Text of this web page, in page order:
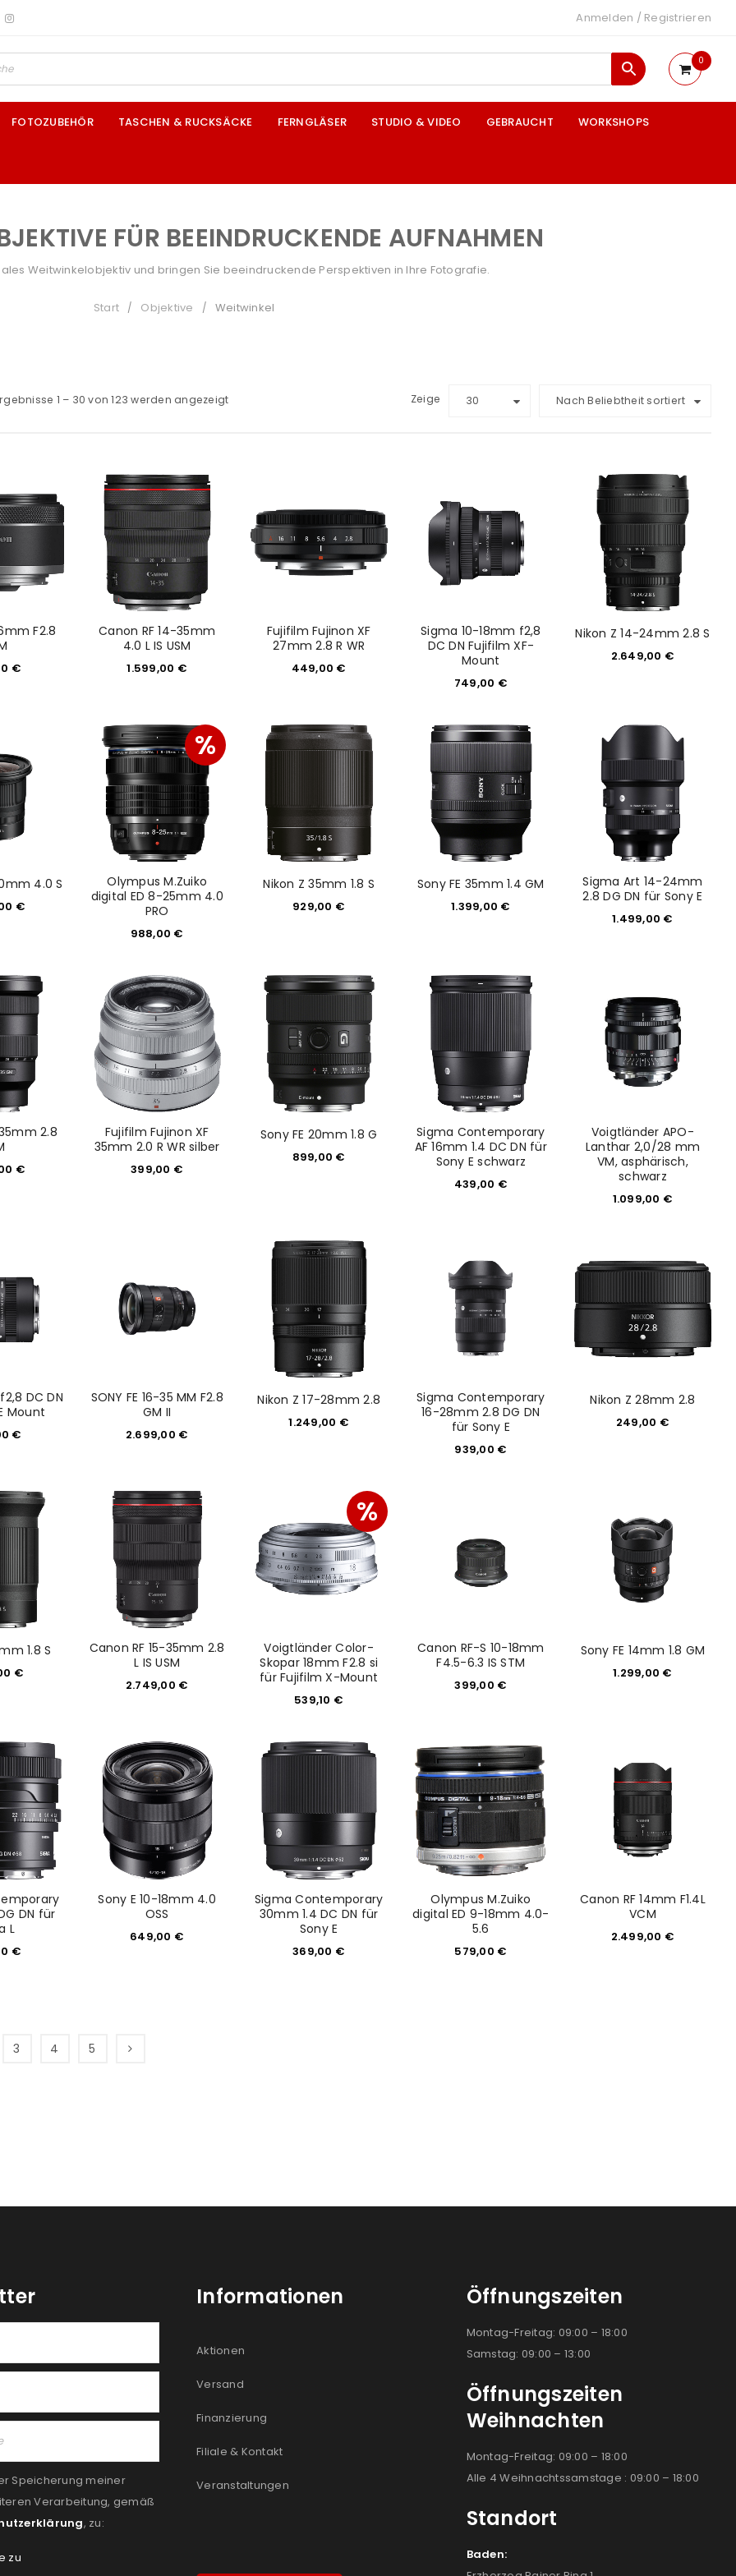
bleiben
E-Mail-Adresse*
Ein Link zum Erstellen eines neuen Passworts wird an deine E-
Mail-Adresse gesendet.
Ja, ich möchte ein Kundenkonto eröffnen und akzeptiere die
Datenschutzerklärung. *
Anmelden / Registrieren
0
FOTOZUBEHÖR TASCHEN & RUCKSÄCKE FERNGLÄSER STUDIO & VIDEO GEBRAUCHT WORKSHOPS
FÜR BEEINDRUCKENDE AUFNAHMEN
Weitwinkelobjektiv und bringen Sie beeindruckende Perspektiven in Ihre Fotografie.
Start / Objektive / Weitwinkel
1 – 30 von 123 werden angezeigt Nach Beliebtheit sortiert
Zeige 30
F2.8
€
Canon RF 14-35mm
4.0 L IS USM
1.599,00 €
Fujifilm Fujinon XF
27mm 2.8 R WR
449,00 €
Sigma 10-18mm f2,8
DC DN Fujifilm XF-
Mount
749,00 €
Nikon Z 14-24mm 2.8 S
2.649,00 €
4.0 S
€
%
Olympus M.Zuiko
digital ED 8-25mm 4.0
PRO
988,00 €
Nikon Z 35mm 1.8 S
929,00 €
Sony FE 35mm 1.4 GM
1.399,00 €
Sigma Art 14-24mm
2.8 DG DN für Sony E
1.499,00 €
2.8
€
Fujifilm Fujinon XF
35mm 2.0 R WR silber
399,00 €
Sony FE 20mm 1.8 G
899,00 €
Sigma Contemporary
AF 16mm 1.4 DC DN für
Sony E schwarz
439,00 €
Voigtländer APO-
Lanthar 2,0/28 mm
VM, asphärisch,
schwarz
1.099,00 €
DC DN
Mount
€
SONY FE 16-35 MM F2.8
GM II
2.699,00 €
Nikon Z 17-28mm 2.8
1.249,00 €
Sigma Contemporary
16-28mm 2.8 DG DN
für Sony E
939,00 €
Nikon Z 28mm 2.8
249,00 €
1.8 S
€
Canon RF 15-35mm 2.8
L IS USM
2.749,00 €
%
Voigtländer Color-
Skopar 18mm F2.8 si
für Fujifilm X-Mount
539,10 €
Canon RF-S 10-18mm
F4.5-6.3 IS STM
399,00 €
Sony FE 14mm 1.8 GM
1.299,00 €
DN für
L
€
Sony E 10-18mm 4.0
OSS
649,00 €
Sigma Contemporary
30mm 1.4 DC DN für
Sony E
369,00 €
Olympus M.Zuiko
digital ED 9-18mm 4.0-
5.6
579,00 €
Canon RF 14mm F1.4L
VCM
2.499,00 €
3 4 5
Speicherung meiner
Verarbeitung, gemäß
, zu:
zu
Informationen
Aktionen
Versand
Finanzierung
Filiale & Kontakt
Veranstaltungen
Öffnungszeiten
Montag-Freitag: 09:00 – 18:00
Samstag: 09:00 – 13:00
Öffnungszeiten
Weihnachten
Montag-Freitag: 09:00 – 18:00
Alle 4 Weihnachtssamstage : 09:00 – 18:00
Standort
Baden: